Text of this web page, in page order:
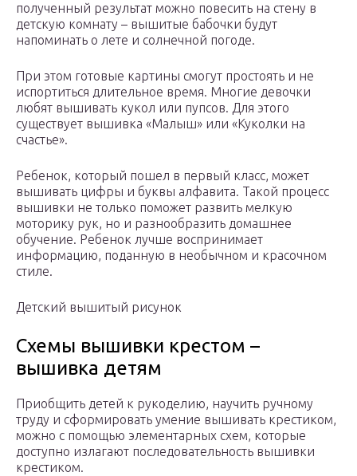
полученный результат можно повесить на стену в
детскую комнату – вышитые бабочки будут
напоминать о лете и солнечной погоде.
При этом готовые картины смогут простоять и не
испортиться длительное время. Многие девочки
любят вышивать кукол или пупсов. Для этого
существует вышивка «Малыш» или «Куколки на
счастье».
Ребенок, который пошел в первый класс, может
вышивать цифры и буквы алфавита. Такой процесс
вышивки не только поможет развить мелкую
моторику рук, но и разнообразить домашнее
обучение. Ребенок лучше воспринимает
информацию, поданную в необычном и красочном
стиле.
Детский вышитый рисунок
Схемы вышивки крестом –
вышивка детям
Приобщить детей к рукоделию, научить ручному
труду и сформировать умение вышивать крестиком,
можно с помощью элементарных схем, которые
доступно излагают последовательность вышивки
крестиком.